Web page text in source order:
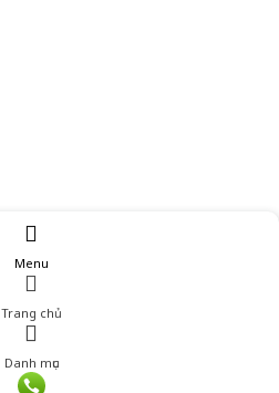
Menu
Trang chủ
Danh mục